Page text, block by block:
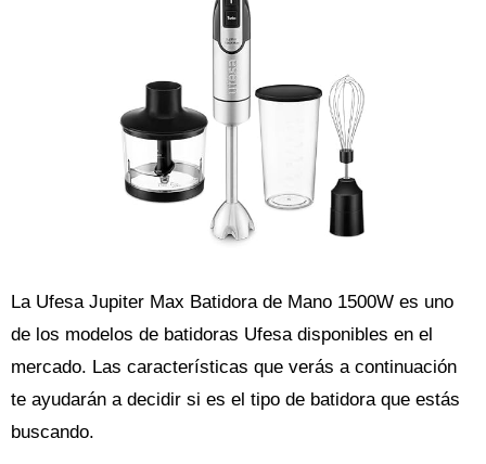
La Ufesa Jupiter Max Batidora de Mano 1500W es uno
de los modelos de batidoras Ufesa disponibles en el
mercado. Las características que verás a continuación
te ayudarán a decidir si es el tipo de batidora que estás
buscando.